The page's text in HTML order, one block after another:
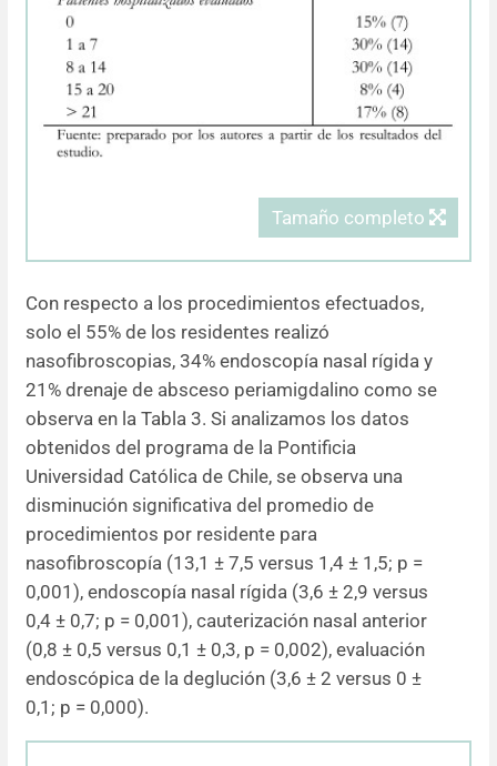
Tamaño completo
Con respecto a los procedimientos efectuados,
solo el 55% de los residentes realizó
nasofibroscopias, 34% endoscopía nasal rígida y
21% drenaje de absceso periamigdalino como se
observa en la Tabla 3. Si analizamos los datos
obtenidos del programa de la Pontificia
Universidad Católica de Chile, se observa una
disminución significativa del promedio de
procedimientos por residente para
nasofibroscopía (13,1 ± 7,5 versus 1,4 ± 1,5; p =
0,001), endoscopía nasal rígida (3,6 ± 2,9 versus
0,4 ± 0,7; p = 0,001), cauterización nasal anterior
(0,8 ± 0,5 versus 0,1 ± 0,3, p = 0,002), evaluación
endoscópica de la deglución (3,6 ± 2 versus 0 ±
0,1; p = 0,000).